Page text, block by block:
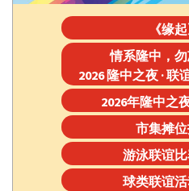
《缘起
情系隆中，勿
2026 隆中之夜 · 联
2026年隆中之
市集摊
游泳联谊
球类联谊